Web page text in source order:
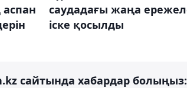
саудадағы жаңа
іске қосылды
сайтында хабардар болыңыз: